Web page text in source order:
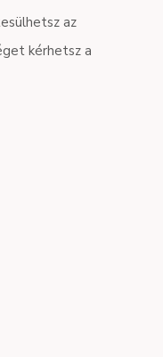
az
kérhetsz a